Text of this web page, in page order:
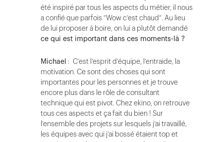
été inspiré par tous les aspects du métier, il nous
a confié que parfois “Wow c’est chaud”. Au lieu
de lui proposer à boire, on lui a plutôt demandé
ce qui est important dans ces moments-là ?
Michael : C’est l’esprit d’équipe, l’entraide, la
motivation. Ce sont des choses qui sont
importantes pour les personnes et je trouve
encore plus dans le rôle de consultant
technique qui est pivot. Chez ekino, on retrouve
tous ces aspects et ça fait du bien ! Sur
l’ensemble des projets sur lesquels j’ai travaillé,
les équipes avec qui j’ai bossé étaient top et